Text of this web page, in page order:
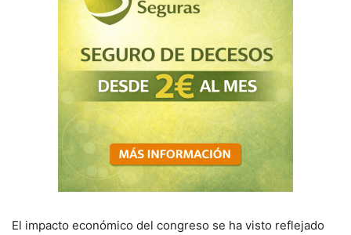
El impacto económico del congreso se ha visto reflejado